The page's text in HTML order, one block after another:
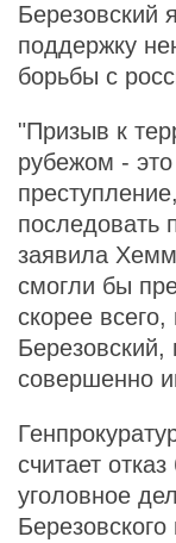
Березовский
поддержку
борьбы с
"Призыв к
рубежом -
последовать
заявила
смогли бы
скорее
совершенно
считает
уголовное